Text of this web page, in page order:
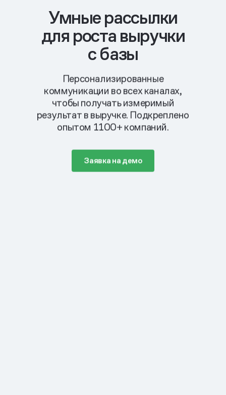
Умные рассылки
для роста выручки
с базы
Персонализированные
коммуникации во всех каналах,
чтобы получать измеримый
результат в выручке. Подкреплено
опытом 1100+ компаний.
Заявка на демо